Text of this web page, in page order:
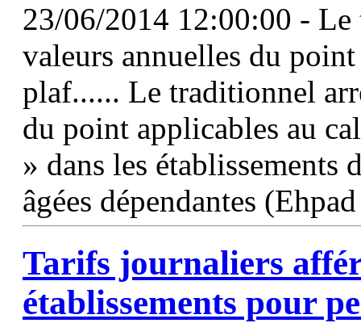
23/06/2014 12:00:00 -
valeurs annuelles du
plaf...... Le traditionnel
du point applicables au
» dans les établissements
âgées dépendantes (Ehpad
Tarifs journaliers
établissements pour